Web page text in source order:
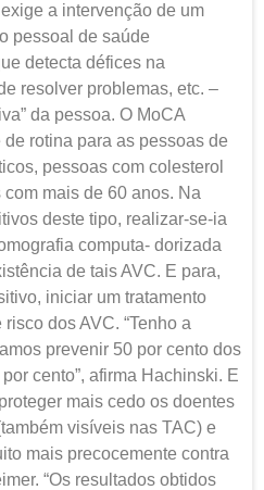
a intervenção de um
pessoal de saúde
detecta défices na
resolver problemas, etc. –
da pessoa. O MoCA
rotina para as pessoas de
pessoas com colesterol
mais de 60 anos. Na
deste tipo, realizar-se-ia
computa- dorizada
de tais AVC. E para,
iniciar um tratamento
dos AVC. “Tenho a
prevenir 50 por cento dos
cento”, afirma Hachinski. E
mais cedo os doentes
visíveis nas TAC) e
mais precocemente contra
“Os resultados obtidos